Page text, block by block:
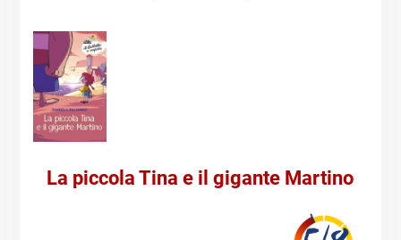
La piccola Tina e il gigante Martino